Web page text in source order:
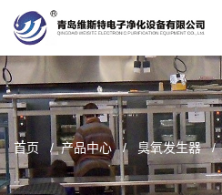
首页 产品中心 臭氧发生器